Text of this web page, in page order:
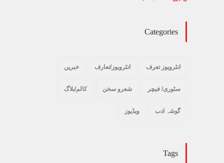
Categories
انٹرویوز تعرف انٹرویوز/تعارف خبریں
سٹوری/ فیچر شعرو سخن کالم/بلاگ
گوشہ ادب ویڈیوز
Tags